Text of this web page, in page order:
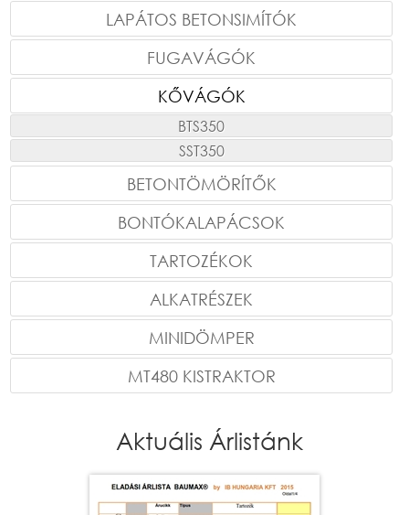
LAPÁTOS BETONSIMÍTÓK
FUGAVÁGÓK
KŐVÁGÓK
BTS350
SST350
BETONTÖMÖRÍTŐK
BONTÓKALAPÁCSOK
TARTOZÉKOK
ALKATRÉSZEK
MINIDÖMPER
MT480 KISTRAKTOR
Aktuális Árlistánk